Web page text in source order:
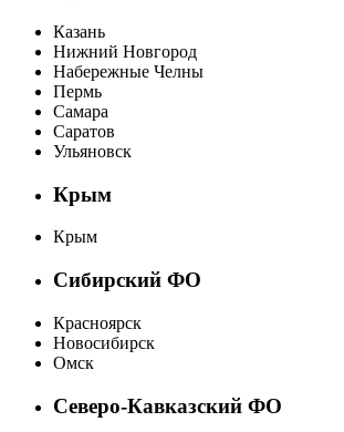
Казань
Нижний Новгород
Набережные Челны
Пермь
Самара
Саратов
Ульяновск
Крым
Крым
Сибирский ФО
Красноярск
Новосибирск
Омск
Северо-Кавказский ФО